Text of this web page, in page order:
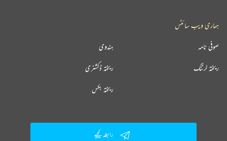
ہماری ویب سائٹس
ہندوی صوفی نامہ
ریختہ ڈکشنری ریختہ لرننگ
ریختہ بکس
رابطہ کیجیے